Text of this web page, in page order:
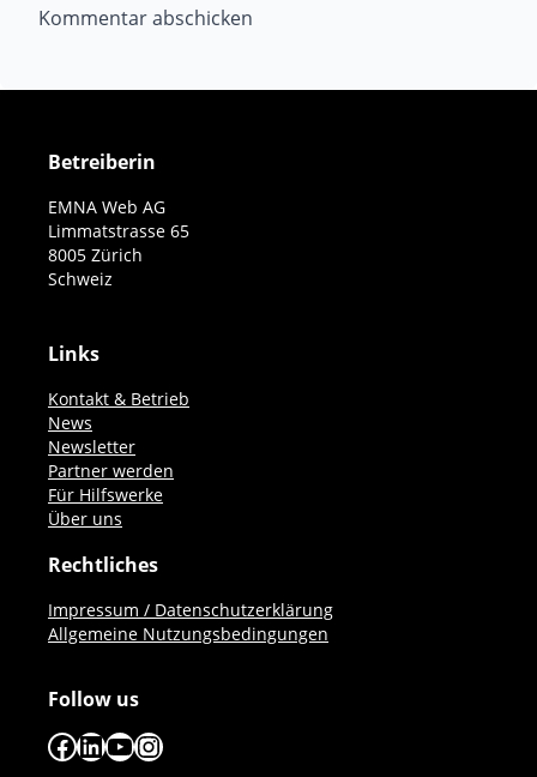
Betreiberin
EMNA Web AG
Limmatstrasse 65
8005 Zürich
Schweiz
Links
Kontakt & Betrieb
News
Newsletter
Partner werden
Für Hilfswerke
Über uns
Rechtliches
Impressum / Datenschutzerklärung
Allgemeine Nutzungsbedingungen
Follow us
Facebook
LinkedIn
YouTube
Instagram